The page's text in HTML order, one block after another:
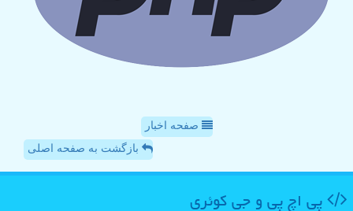
صفحه اخبار
بازگشت به صفحه اصلی
پی اچ پی و جی كوئری